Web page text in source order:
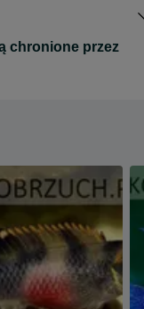
chronione przez